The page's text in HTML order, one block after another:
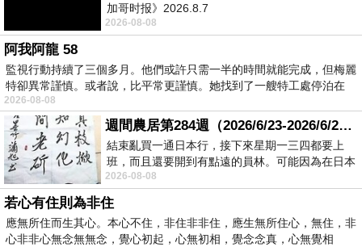
加哥时报》2026.8.7
2026-08-08
阿我阿龍 58
監視行動持續了三個多月。他們或許只需一半的時間就能完成，但梅麗
特卻異常謹慎。或者說，比平常更謹慎。她找到了一艘特工處停泊在
2026-08-08
週間農居第284週（2026/6/23-2026/6/24) 夏至 金黃稻浪洋溢豐收喜悅
結束亂買一通日本行，接下來星期一三四都要上
班，而且還要開到有點遠的員林。可能因為在日本
花不少錢，星期一出門上班時，心裡沒有一
2026-08-08
若心有住則為非住
應無所住而生其心。本心不住，非住非非住，應生無所住心，無住，非
心非非心無念無無念，覺心初起，心無初相，覺念念真，心無覺相